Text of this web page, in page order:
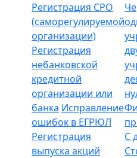
Регистрация СРО
(саморегулируемой
организации)
Регистрация
небанковской
кредитной
организации или
банка Исправление
ошибок в ЕГРЮЛ
Регистрация
выпуска акций
С